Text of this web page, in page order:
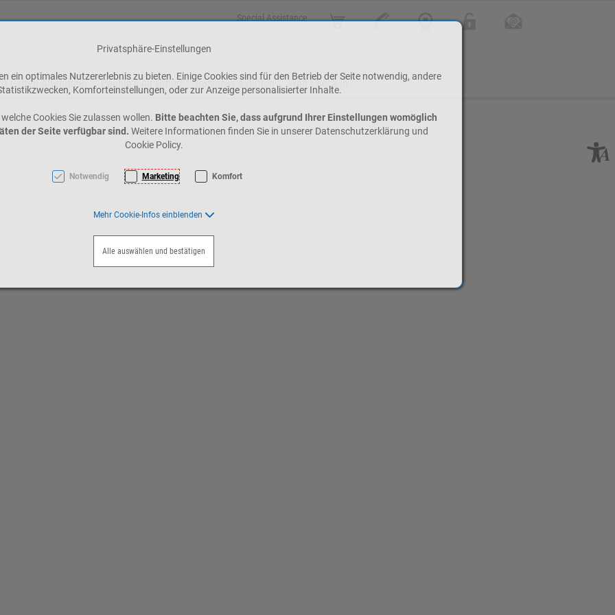
Special Assistance Online ShopKontakt Webcam Login
Altenrhein People's Air Group Business Aviation Web Check-In
Privatsphäre-Einstellungen
ein optimales Nutzererlebnis zu bieten. Einige Cookies sind für den Betrieb der Seite notwendig, andere
Komforteinstellungen, oder zur Anzeige personalisierter Inhalte.
Cookies Sie zulassen wollen. Bitte beachten Sie, dass aufgrund Ihrer Einstellungen womöglich
der Seite verfügbar sind. Weitere Informationen finden Sie in unserer Datenschutzerklärung und
Cookie Policy.
Notwendig Marketing Komfort
Mehr Cookie-Infos einblenden
Alle auswählen und bestätigen